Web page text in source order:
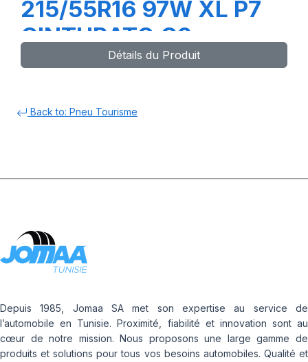
215/55R16 97W XL P7
CINTURATO C2
Détails du Produit
Back to: Pneu Tourisme
Depuis 1985, Jomaa SA met son expertise au service de
l’automobile en Tunisie. Proximité, fiabilité et innovation sont au
cœur de notre mission. Nous proposons une large gamme de
produits et solutions pour tous vos besoins automobiles. Qualité et